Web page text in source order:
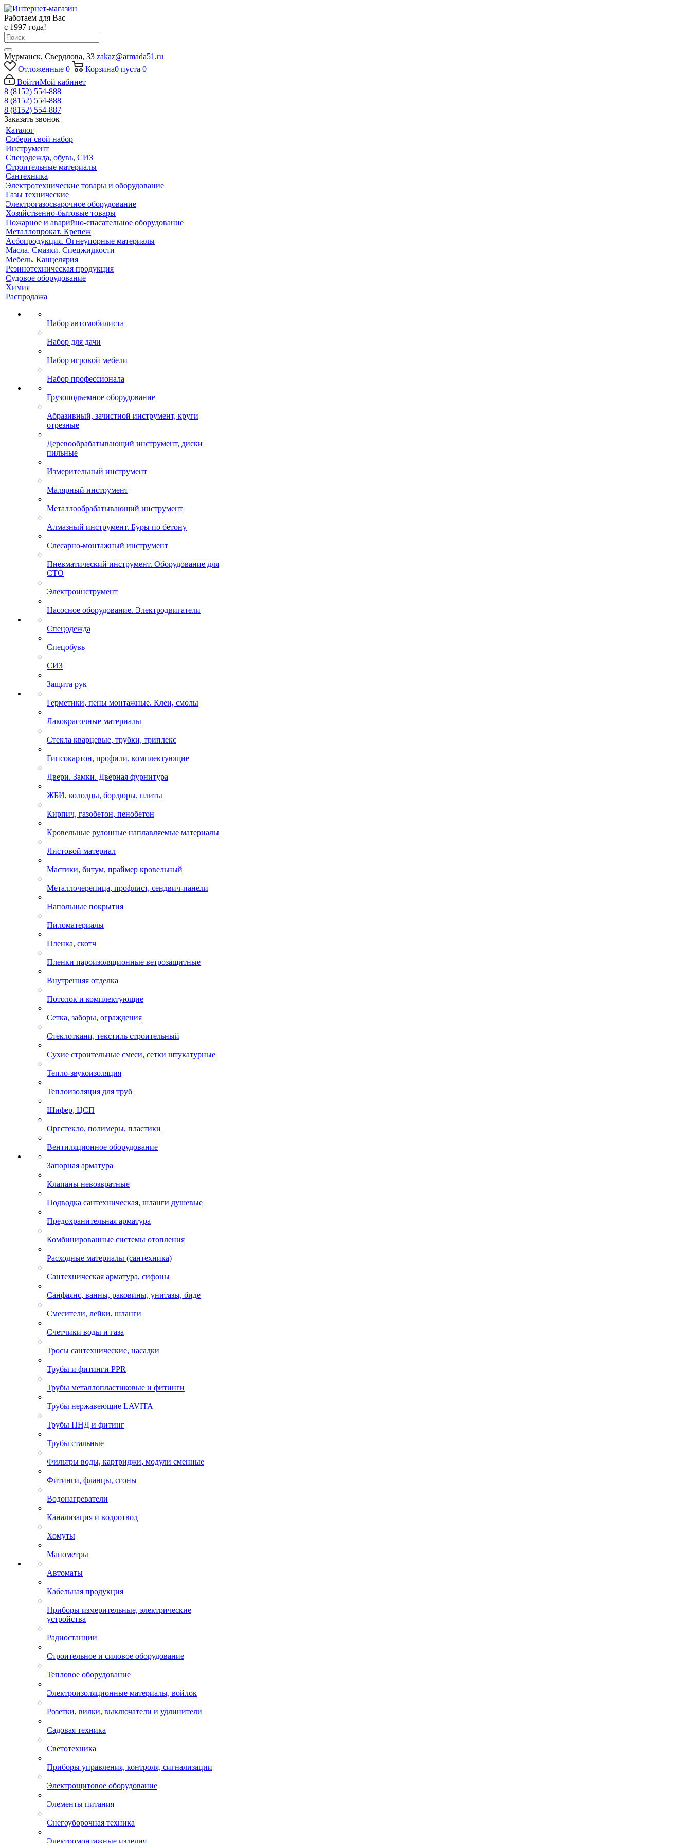
Работаем для Вас
с 1997 года!
Мурманск, Свердлова, 33 zakaz@armada51.ru
Отложенные 0 Корзина0 пуста 0
ВойтиМой кабинет
8 (8152) 554-888
8 (8152) 554-888
8 (8152) 554-887
Заказать звонок
Каталог
Собери свой набор
Инструмент
Спецодежда, обувь, СИЗ
Строительные материалы
Сантехника
Электротехнические товары и оборудование
Газы технические
Электрогазосварочное оборудование
Хозяйственно-бытовые товары
Пожарное и аварийно-спасательное оборудование
Металлопрокат. Крепеж
Асбопродукция. Огнеупорные материалы
Масла. Смазки. Спецжидкости
Мебель. Канцелярия
Резинотехническая продукция
Судовое оборудование
Химия
Распродажа
Набор автомобилиста
Набор для дачи
Набор игровой мебели
Набор профессионала
Грузоподъемное оборудование
Абразивный, зачистной инструмент, круги
отрезные
Деревообрабатывающий инструмент, диски
пильные
Измерительный инструмент
Малярный инструмент
Металлообрабатывающий инструмент
Алмазный инструмент. Буры по бетону
Слесарно-монтажный инструмент
Пневматический инструмент. Оборудование для
СТО
Электроинструмент
Насосное оборудование. Электродвигатели
Спецодежда
Спецобувь
СИЗ
Защита рук
Герметики, пены монтажные. Клеи, смолы
Лакокрасочные материалы
Стекла кварцевые, трубки, триплекс
Гипсокартон, профили, комплектующие
Двери. Замки. Дверная фурнитура
ЖБИ, колодцы, бордюры, плиты
Кирпич, газобетон, пенобетон
Кровельные рулонные наплавляемые материалы
Листовой материал
Мастики, битум, праймер кровельный
Металлочерепица, профлист, сендвич-панели
Напольные покрытия
Пиломатериалы
Пленка, скотч
Пленки пароизоляционные ветрозащитные
Внутренняя отделка
Потолок и комплектующие
Сетка, заборы, ограждения
Стеклоткани, текстиль строительный
Сухие строительные смеси, сетки штукатурные
Тепло-звукоизоляция
Теплоизоляция для труб
Шифер, ЦСП
Оргстекло, полимеры, пластики
Вентиляционное оборудование
Запорная арматура
Клапаны невозвратные
Подводка сантехническая, шланги душевые
Предохранительная арматура
Комбинированные системы отопления
Расходные материалы (сантехника)
Сантехническая арматура, сифоны
Санфаянс, ванны, раковины, унитазы, биде
Смесители, лейки, шланги
Счетчики воды и газа
Тросы сантехнические, насадки
Трубы и фитинги PPR
Трубы металлопластиковые и фитинги
Трубы нержавеющие LAVITA
Трубы ПНД и фитинг
Трубы стальные
Фильтры воды, картриджи, модули сменные
Фитинги, фланцы, сгоны
Водонагреватели
Канализация и водоотвод
Хомуты
Манометры
Автоматы
Кабельная продукция
Приборы измерительные, электрические
устройства
Радиостанции
Строительное и силовое оборудование
Тепловое оборудование
Электроизоляционные материалы, войлок
Розетки, вилки, выключатели и удлинители
Садовая техника
Светотехника
Приборы управления, контроля, сигнализации
Электрощитовое оборудование
Элементы питания
Снегоуборочная техника
Электромонтажные изделия